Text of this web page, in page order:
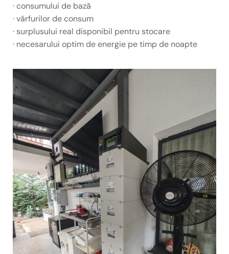
· consumului de bază
· vârfurilor de consum
· surplusului real disponibil pentru stocare
· necesarului optim de energie pe timp de noapte